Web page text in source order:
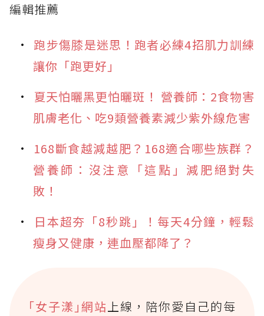
編輯推薦
跑步傷膝是迷思！跑者必練4招肌力訓練
讓你「跑更好」
夏天怕曬黑更怕曬斑！ 營養師：2食物害
肌膚老化、吃9類營養素減少紫外線危害
168斷食越減越肥？168適合哪些族群？
營養師：沒注意「這點」減肥絕對失
敗！
日本超夯「8秒跳」！每天4分鐘，輕鬆
瘦身又健康，連血壓都降了？
｢女子漾｣網站上線，陪你愛自己的每